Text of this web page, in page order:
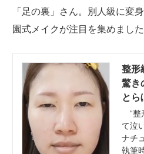
「足の裏」さん。別人級に変
園式メイクが注目を集めました
整形
驚き
とら
“整
て泣
ナチ
執筆